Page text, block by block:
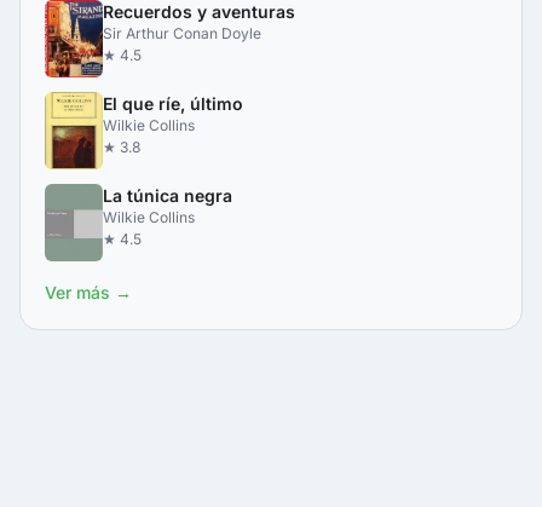
Recuerdos y aventuras
Sir Arthur Conan Doyle
★ 4.5
El que ríe, último
Wilkie Collins
★ 3.8
La túnica negra
Wilkie Collins
★ 4.5
Ver más →